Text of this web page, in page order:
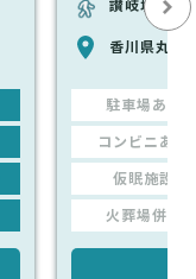
讃岐塩屋駅
香川県丸亀
駐車場あり
コンビニあり
仮眠施設
火葬場併設